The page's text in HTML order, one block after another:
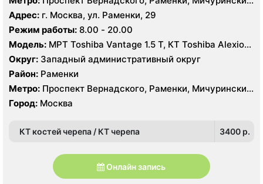
проспект
Адрес: г. Москва, ул. Раменки, 29
Режим работы: 8.00 - 20.00
Модель: МРТ Toshiba Vantage 1.5 Т, КТ Toshiba Alexion
16 срезов, УЗИ
Округ: Западный административный округ
Район: Раменки
Метро: Проспект Вернадского, Раменки, Мичуринский
проспект
Город: Москва
КТ костей черепа / КТ черепа 3400 p.
Онлайн запись